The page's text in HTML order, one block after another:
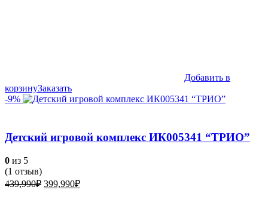
Добавить в
корзинуЗаказать
-9%
Детский игровой комплекс ИК005341 “ТРИО”
0 из 5
(1 отзыв)
439,990₽ Первоначальная
399,990₽Текущая